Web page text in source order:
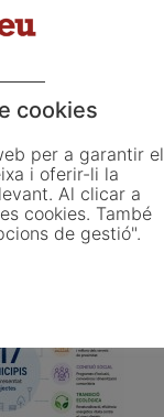
suport tècnic i
en matèria de
alimentària
cookies
per a garantir el
i oferir-li la
Al clicar a
cookies. També
de gestió".